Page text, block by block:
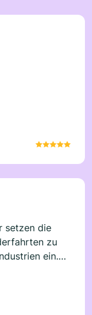
setzen die
zu
ein.